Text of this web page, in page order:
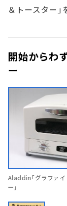
＆トースター」
開始からわ
ー
Aladdin「グラファ
ー」